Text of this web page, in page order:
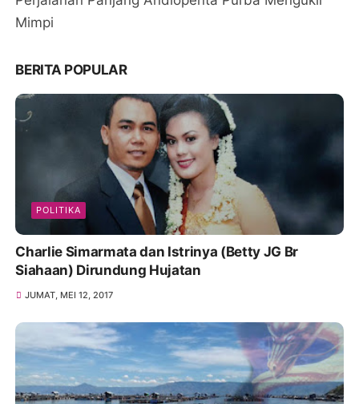
Mimpi
BERITA POPULAR
POLITIKA
Charlie Simarmata dan Istrinya (Betty JG Br
Siahaan) Dirundung Hujatan
JUMAT, MEI 12, 2017